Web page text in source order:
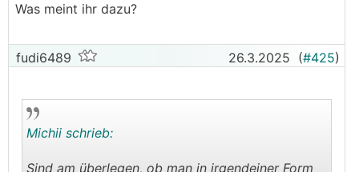
Was meint ihr dazu?
fudi6489 26.3.2025 (#425)
Michii schrieb:
Sind am überlegen, ob man in irgendeiner Form